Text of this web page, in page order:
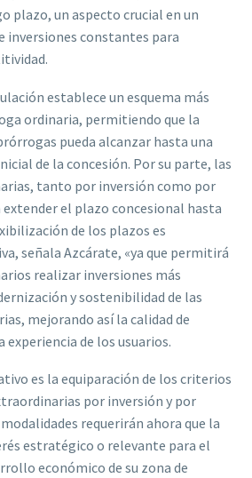
plazo, un aspecto crucial en un
inversiones constantes para
establece un esquema más
ordinaria, permitiendo que la
pueda alcanzar hasta una
de la concesión. Por su parte, las
tanto por inversión como por
el plazo concesional hasta
de los plazos es
señala Azcárate, «ya que permitirá
realizar inversiones más
y sostenibilidad de las
mejorando así la calidad de
de los usuarios.
es la equiparación de los criterios
por inversión y por
requerirán ahora que la
estratégico o relevante para el
económico de su zona de